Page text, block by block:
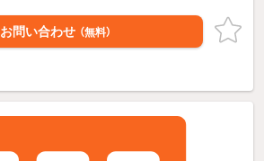
お問い合わせ （無料）